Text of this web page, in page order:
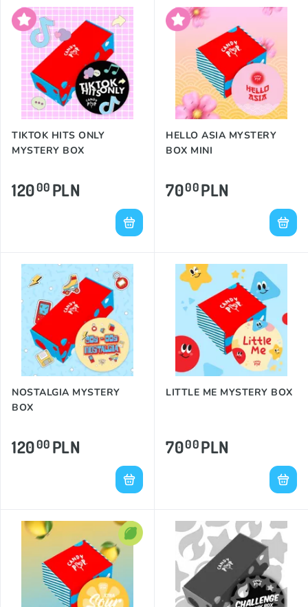
TIKTOK HITS ONLY
MYSTERY BOX
12000 PLN
HELLO ASIA MYSTERY
BOX MINI
7000PLN
NOSTALGIA MYSTERY
BOX
12000 PLN
LITTLE ME MYSTERY BOX
7000PLN